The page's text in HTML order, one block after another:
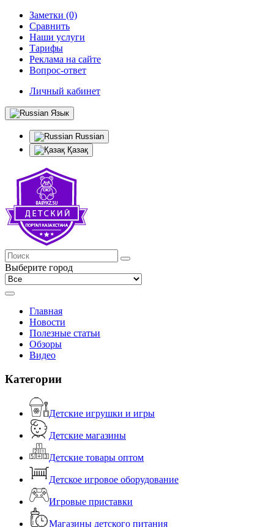
Заметки (0)
Сравнить
Наши услуги
Тарифы
Реклама на сайте
Вопрос-ответ
Личный кабинет
Язык
Russian
Қазақ
Выберите город
Главная
Новости
Полезные статьи
Обзоры
Видео
Категории
Детские игрушки и игры
Детские магазины
Детские товары оптом
Детское игровое оборудование
Игровые приставки
Магазины детского питания